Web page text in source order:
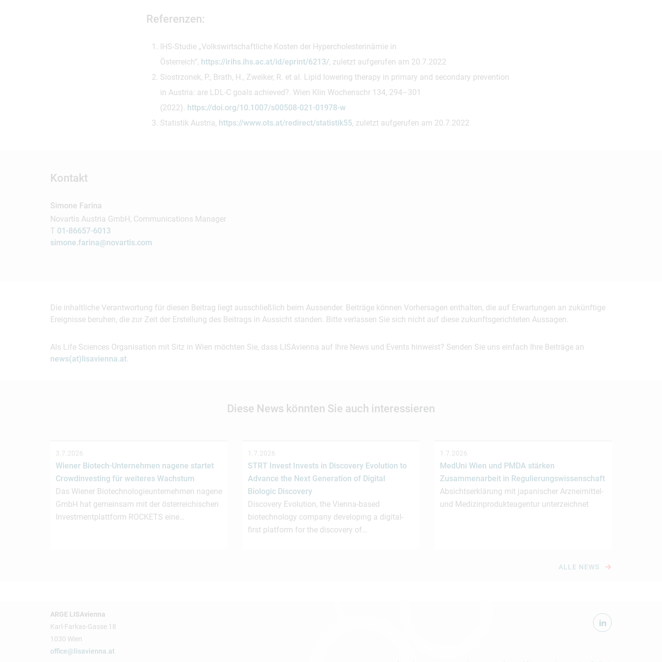
Referenzen:
IHS-Studie „Volkswirtschaftliche Kosten der Hypercholesterinämie in
Österreich“, https://irihs.ihs.ac.at/id/eprint/6213/, zuletzt aufgerufen am 20.7.2022
Siostrzonek, P., Brath, H., Zweiker, R. et al. Lipid lowering therapy in primary and secondary prevention
in Austria: are LDL-C goals achieved?. Wien Klin Wochenschr 134, 294–301
(2022). https://doi.org/10.1007/s00508-021-01978-w
Statistik Austria, https://www.ots.at/redirect/statistik55, zuletzt aufgerufen am 20.7.2022
Kontakt
Simone Farina
Novartis Austria GmbH, Communications Manager
T 01-86657-6013
simone.farina@novartis.com
Die inhaltliche Verantwortung für diesen Beitrag liegt ausschließlich beim Aussender. Beiträge können Vorhersagen enthalten, die auf Erwartungen an zukünftige
Ereignisse beruhen, die zur Zeit der Erstellung des Beitrags in Aussicht standen. Bitte verlassen Sie sich nicht auf diese zukunftsgerichteten Aussagen.
Als Life Sciences Organisation mit Sitz in Wien möchten Sie, dass LISAvienna auf Ihre News und Events hinweist? Senden Sie uns einfach Ihre Beiträge an
news(at)lisavienna.at.
Diese News könnten Sie auch interessieren
3.7.2026
Wiener Biotech-Unternehmen nagene startet
Crowdinvesting für weiteres Wachstum
Das Wiener Biotechnologieunternehmen nagene
GmbH hat gemeinsam mit der österreichischen
Investmentplattform ROCKETS eine…
1.7.2026
STRT Invest Invests in Discovery Evolution to
Advance the Next Generation of Digital
Biologic Discovery
Discovery Evolution, the Vienna-based
biotechnology company developing a digital-
first platform for the discovery of…
1.7.2026
MedUni Wien und PMDA stärken
Zusammenarbeit in Regulierungswissenschaft
Absichtserklärung mit japanischer Arzneimittel-
und Medizinprodukteagentur unterzeichnet
ALLE NEWS
ARGE LISAvienna
Karl-Farkas-Gasse 18
1030 Wien
office@lisavienna.at